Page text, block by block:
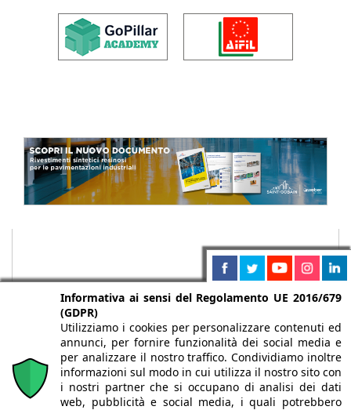
Chi siamo Autori Per la tua pubblicità Iscriviti alla
Informativa ai sensi del Regolamento UE 2016/679
(GDPR)
Utilizziamo i cookies per personalizzare contenuti ed
annunci, per fornire funzionalità dei social media e
per analizzare il nostro traffico. Condividiamo inoltre
informazioni sul modo in cui utilizza il nostro sito con
i nostri partner che si occupano di analisi dei dati
web, pubblicità e social media, i quali potrebbero